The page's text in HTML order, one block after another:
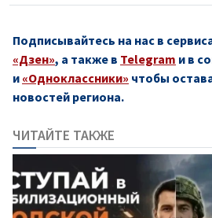
Подписывайтесь на нас в
«Дзен», а также в Telegram и в
и «Одноклассники» чтобы
новостей региона.
ЧИТАЙТЕ ТАКЖЕ